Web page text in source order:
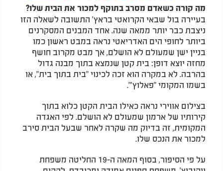
מה קורה כשאדם מסרב בתוקף למכור את הבית שלו?
בעיירה בול שבאי הקרואטי בראץ' התשובה לשאלה הזו
ניצבת כבר יותר ממאה שנה. אחד המבנים המסקרנים
ביותר לחופי הים האדריאטי נראה במבט ראשון כמו
בניין ישן שמעולם לא הושלם, אך מבט מקרוב חושף
מחזה יוצא דופן: בית קטן שנמצא בתוך מבנה גדול
בהרבה. לא במקרה הוא זכה לכינוי "בית בתוך בית", או
בשמו המקומי "פאלוץ'".
בצילום אווירי נראה כאילו הבית הקטן כלוא בתוך
קירותיו של ארמון שמעולם לא הושלם. לפי האגדה
המקומית, זה בדיוק מה שקרה לאחר שבעל הבית סירב
למכור את הנכס שלו.
על פי הסיפור, בסוף המאה ה-19 החליטה משפחת